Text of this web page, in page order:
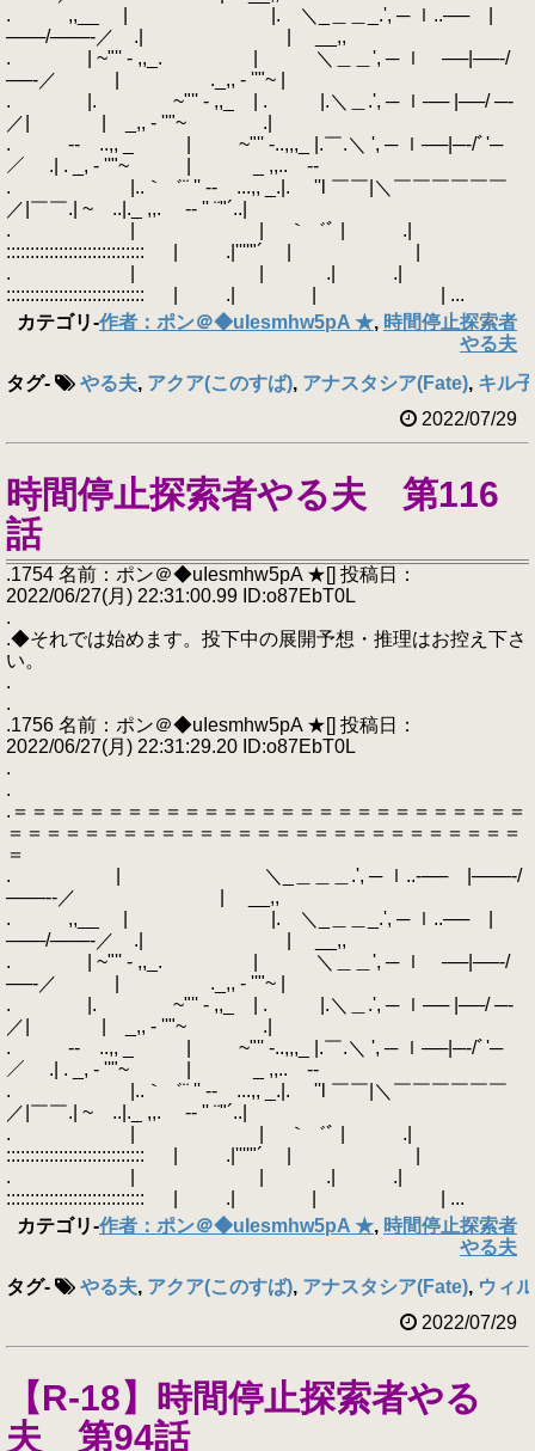
. ,,__ | |. ＼_＿＿_.', ─ ｌ..── |
───/───‐／ .| | __,,
. | ~"'' - ,,_. | ＼＿＿', ─ ｌ ──|──‐/
──‐／ | ._,, - ''"~ |
. |. ~"'' - ,,_ | . |.＼＿.', ─ ｌ── |──/ ─‐
／| | _,, - ''"~ .|
. ‐- ..,, _ | ~"'' -..,,,_ |.￣.＼ ', ─ ｌ──|─‐/ﾞ'─
／ .| . _, - ''"~ | _ ,,.. -‐
. |..｀゛¨ '' ‐- ...,, _.|. ''l ￣￣|＼￣￣￣￣￣￣
／|￣￣.| ~ ..|._ ,,. -‐ '' ¨"´..|
. | | ｀゛ﾞ | .|
::::::::::::::::::::::::::::: | .|''''"´ | |
. | | .| .|
::::::::::::::::::::::::::::: | .| | | ...
カテゴリ-作者：ポン＠◆uIesmhw5pA ★, 時間停止探索者
やる夫
タグ- やる夫, アクア(このすば), アナスタシア(Fate), キル子
2022/07/29
時間停止探索者やる夫 第116
話
.1754 名前：ポン＠◆uIesmhw5pA ★[] 投稿日：
2022/06/27(月) 22:31:00.99 ID:o87EbT0L
.
.◆それでは始めます。投下中の展開予想・推理はお控え下さ
い。
.
.
.1756 名前：ポン＠◆uIesmhw5pA ★[] 投稿日：
2022/06/27(月) 22:31:29.20 ID:o87EbT0L
.
.
.＝＝＝＝＝＝＝＝＝＝＝＝＝＝＝＝＝＝＝＝＝＝＝＝＝＝＝
＝＝＝＝＝＝＝＝＝＝＝＝＝＝＝＝＝＝＝＝＝＝＝＝＝＝＝
＝
. | ＼_＿＿＿.', ─ ｌ..‐── |───‐/
───‐‐／ | __,,
. ,,__ | |. ＼_＿＿_.', ─ ｌ..── |
───/───‐／ .| | __,,
. | ~"'' - ,,_. | ＼＿＿', ─ ｌ ──|──‐/
──‐／ | ._,, - ''"~ |
. |. ~"'' - ,,_ | . |.＼＿.', ─ ｌ── |──/ ─‐
／| | _,, - ''"~ .|
. ‐- ..,, _ | ~"'' -..,,,_ |.￣.＼ ', ─ ｌ──|─‐/ﾞ'─
／ .| . _, - ''"~ | _ ,,.. -‐
. |..｀゛¨ '' ‐- ...,, _.|. ''l ￣￣|＼￣￣￣￣￣￣
／|￣￣.| ~ ..|._ ,,. -‐ '' ¨"´..|
. | | ｀゛ﾞ | .|
::::::::::::::::::::::::::::: | .|''''"´ | |
. | | .| .|
::::::::::::::::::::::::::::: | .| | | ...
カテゴリ-作者：ポン＠◆uIesmhw5pA ★, 時間停止探索者
やる夫
タグ- やる夫, アクア(このすば), アナスタシア(Fate), ウィ
2022/07/29
【R-18】時間停止探索者やる
夫 第94話